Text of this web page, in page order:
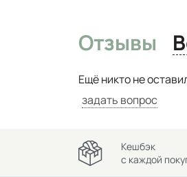
Отзывы
Ещё никто не
задать вопрос
Кешбэк
с каждой